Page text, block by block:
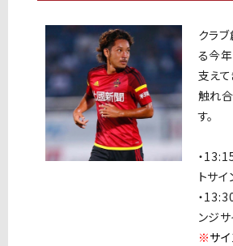
クラ
る今
支え
触れ
す。
・
トサ
・
ンジ
※サ